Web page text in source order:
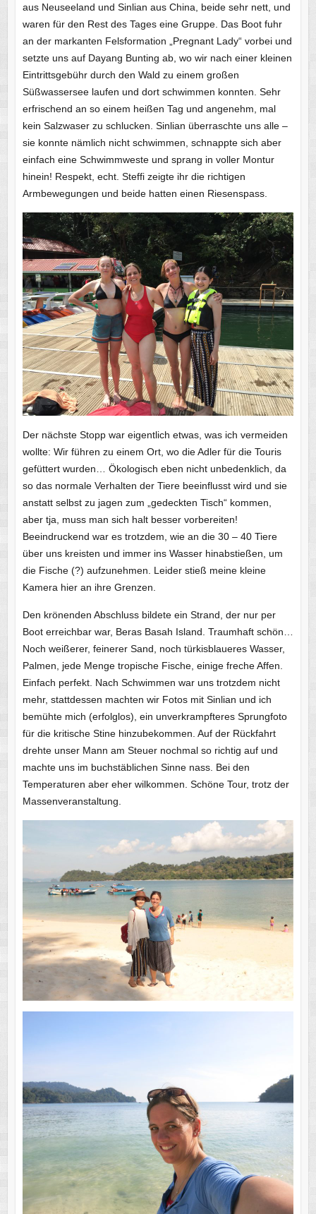
aus Neuseeland und Sinlian aus China, beide sehr nett, und
waren für den Rest des Tages eine Gruppe. Das Boot fuhr
an der markanten Felsformation „Pregnant Lady“ vorbei und
setzte uns auf Dayang Bunting ab, wo wir nach einer kleinen
Eintrittsgebühr durch den Wald zu einem großen
Süßwassersee laufen und dort schwimmen konnten. Sehr
erfrischend an so einem heißen Tag und angenehm, mal
kein Salzwaser zu schlucken. Sinlian überraschte uns alle –
sie konnte nämlich nicht schwimmen, schnappte sich aber
einfach eine Schwimmweste und sprang in voller Montur
hinein! Respekt, echt. Steffi zeigte ihr die richtigen
Armbewegungen und beide hatten einen Riesenspass.
Der nächste Stopp war eigentlich etwas, was ich vermeiden
wollte: Wir führen zu einem Ort, wo die Adler für die Touris
gefüttert wurden… Ökologisch eben nicht unbedenklich, da
so das normale Verhalten der Tiere beeinflusst wird und sie
anstatt selbst zu jagen zum „gedeckten Tisch“ kommen,
aber tja, muss man sich halt besser vorbereiten!
Beeindruckend war es trotzdem, wie an die 30 – 40 Tiere
über uns kreisten und immer ins Wasser hinabstießen, um
die Fische (?) aufzunehmen. Leider stieß meine kleine
Kamera hier an ihre Grenzen.
Den krönenden Abschluss bildete ein Strand, der nur per
Boot erreichbar war, Beras Basah Island. Traumhaft schön…
Noch weißerer, feinerer Sand, noch türkisblaueres Wasser,
Palmen, jede Menge tropische Fische, einige freche Affen.
Einfach perfekt. Nach Schwimmen war uns trotzdem nicht
mehr, stattdessen machten wir Fotos mit Sinlian und ich
bemühte mich (erfolglos), ein unverkrampfteres Sprungfoto
für die kritische Stine hinzubekommen. Auf der Rückfahrt
drehte unser Mann am Steuer nochmal so richtig auf und
machte uns im buchstäblichen Sinne nass. Bei den
Temperaturen aber eher wilkommen. Schöne Tour, trotz der
Massenveranstaltung.